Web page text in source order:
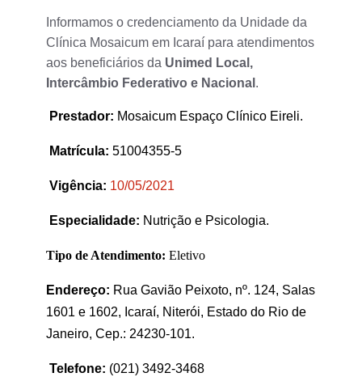
Informamos o credenciamento da Unidade da
Clínica Mosaicum em Icaraí para atendimentos
aos beneficiários da Unimed Local,
Intercâmbio Federativo e Nacional .
Prestador: Mosaicum Espaço Clínico Eireli.
Matrícula: 51004355-5
Vigência: 10/05/2021
Especialidade: Nutrição e Psicologia.
Tipo de Atendimento: Eletivo
Endereço: Rua Gavião Peixoto, nº. 124, Salas
1601 e 1602, Icaraí, Niterói, Estado do Rio de
Janeiro, Cep.: 24230-101.
Telefone: (021) 3492-3468